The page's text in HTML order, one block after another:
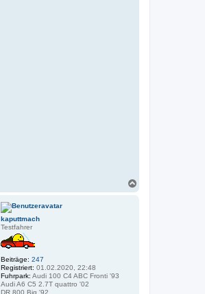
kaputtmach
Testfahrer
Beiträge: 247
Registriert: 01.02.2020, 22:48
Fuhrpark: Audi 100 C4 ABC Fronti '93
Audi A6 C5 2.7T quattro '02
DR 800 Big '92